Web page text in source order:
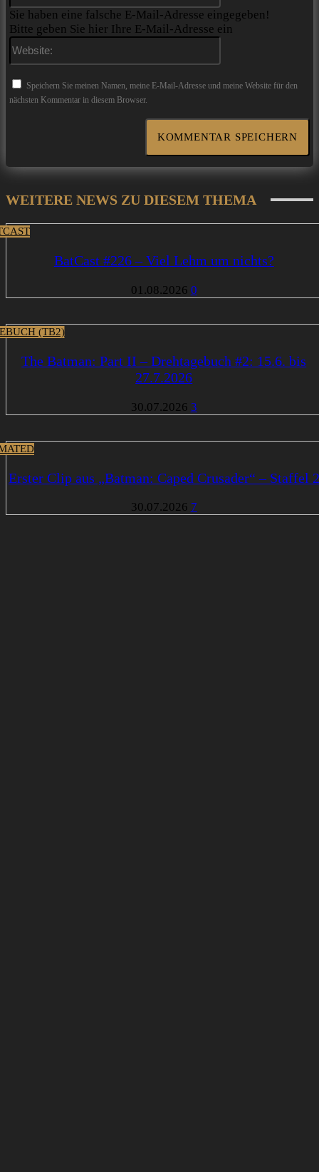
Sie haben eine falsche E-Mail-Adresse eingegeben!
Bitte geben Sie hier Ihre E-Mail-Adresse ein
Speichern Sie meinen Namen, meine E-Mail-Adresse und meine Website für den
nächsten Kommentar in diesem Browser.
WEITERE NEWS ZU DIESEM THEMA
BatCast #226 – Viel Lehm um nichts?
01.08.2026 0
(TB2)
The Batman: Part II – Drehtagebuch #2: 15.6. bis
27.7.2026
30.07.2026 3
Erster Clip aus „Batman: Caped Crusader“ – Staffel 2
30.07.2026 7